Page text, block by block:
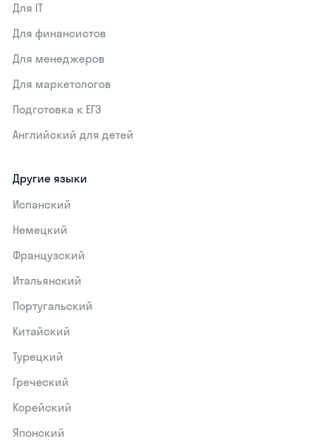
Для IT
Для финансистов
Для менеджеров
Для маркетологов
Подготовка к ЕГЭ
Английский для детей
Другие языки
Испанский
Немецкий
Французский
Итальянский
Португальский
Китайский
Турецкий
Греческий
Корейский
Японский